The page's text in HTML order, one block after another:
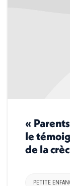
«
le
de la
PETITE